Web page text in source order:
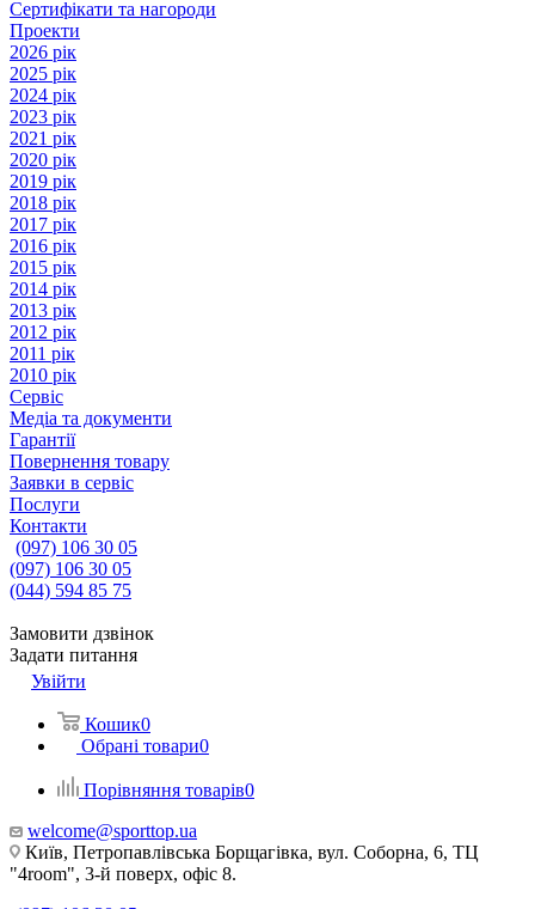
Сертифікати та нагороди
Проекти
2026 рік
2025 рік
2024 рік
2023 рік
2021 рік
2020 рік
2019 рік
2018 рік
2017 рік
2016 рік
2015 рік
2014 рік
2013 рік
2012 рік
2011 рік
2010 рік
Сервіс
Медіа та документи
Гарантії
Повернення товару
Заявки в сервіс
Послуги
Контакти
(097) 106 30 05
(097) 106 30 05
(044) 594 85 75
Замовити дзвінок
Задати питання
Увійти
Кошик0
Обрані товари0
Порівняння товарів0
welcome@sporttop.ua
Київ, Петропавлівська Борщагівка, вул. Соборна, 6, ТЦ
"4room", 3-й поверх, офіс 8.